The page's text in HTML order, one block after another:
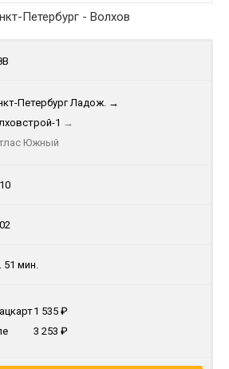
Петербург - Волхов
Петербург Ладож. →
1 →
Южный
51 мин.
1 535
3 253